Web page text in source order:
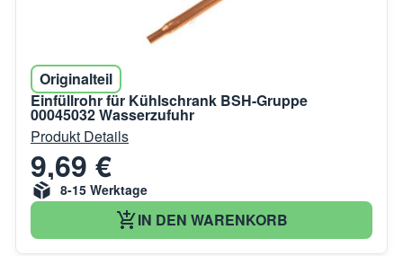
Originalteil
Einfüllrohr für Kühlschrank BSH-Gruppe
00045032 Wasserzufuhr
Produkt Details
9,69 €
8-15 Werktage
IN DEN WARENKORB